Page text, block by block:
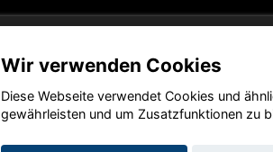
Copyright © 2026.
Wir verwenden Cookies
Diese Webseite verwendet Cookies und
gewährleisten und um Zusatzfunktionen zu